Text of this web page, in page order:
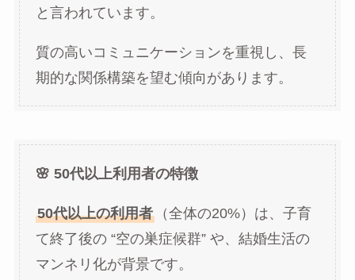
と言われています。
質の高いコミュニケーションを重視し、長
期的な関係構築を望む傾向があります。
🌸 50代以上利用者の特徴
50代以上の利用者（全体の20%）は、子育
て終了後の “空の巣症候群” や、結婚生活の
マンネリ化が背景です。